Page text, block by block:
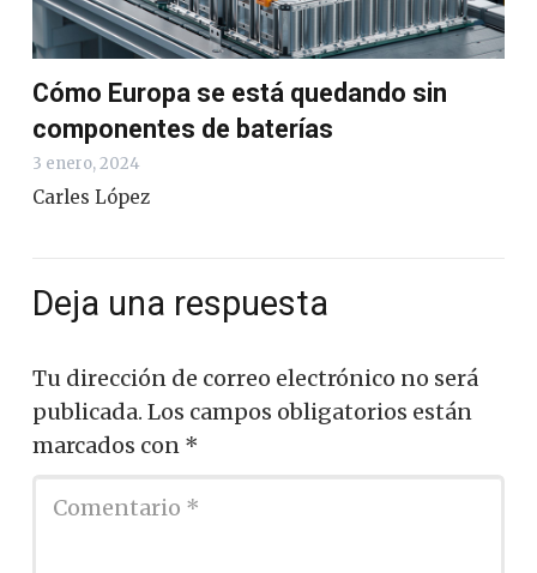
Cómo Europa se está quedando sin
componentes de baterías
3 enero, 2024
Carles López
Deja una respuesta
Tu dirección de correo electrónico no será
publicada. Los campos obligatorios están
marcados con *